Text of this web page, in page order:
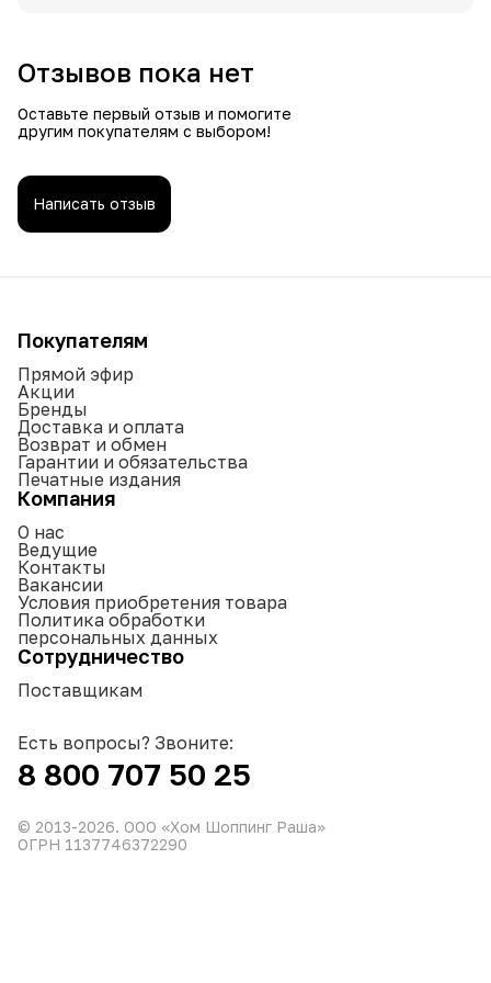
Отзывов пока нет
Оставьте первый отзыв и помогите
другим покупателям с выбором!
Написать отзыв
Покупателям
Прямой эфир
Акции
Бренды
Доставка и оплата
Возврат и обмен
Гарантии и обязательства
Печатные издания
Компания
О нас
Ведущие
Контакты
Вакансии
Условия приобретения товара
Политика обработки
персональных данных
Сотрудничество
Поставщикам
Есть вопросы? Звоните:
8 800 707 50 25
© 2013-2026. ООО «Хом Шоппинг Раша»
ОГРН 1137746372290